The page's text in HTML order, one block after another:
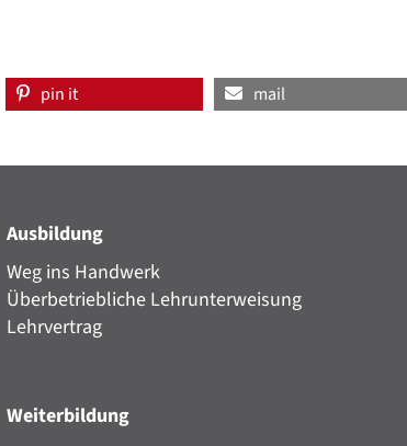
pin it mail
Ausbildung
Weg ins Handwerk
Überbetriebliche Lehrunterweisung
Lehrvertrag
Weiterbildung